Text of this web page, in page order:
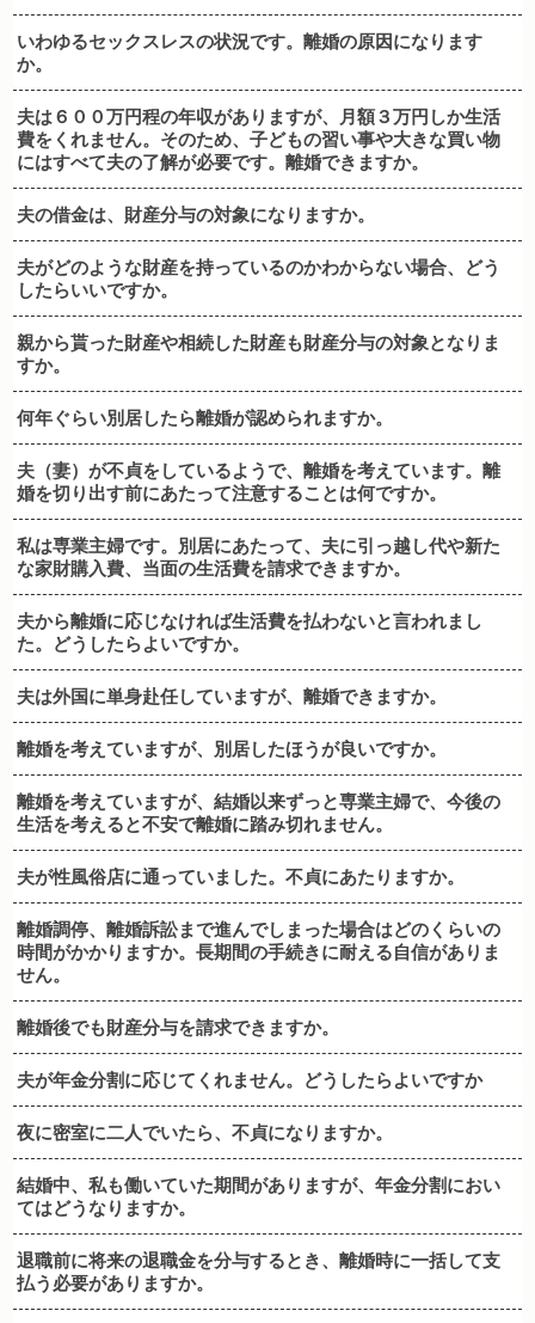
いわゆるセックスレスの状況です。離婚の原因になります
か。
夫は６００万円程の年収がありますが、月額３万円しか生活
費をくれません。そのため、子どもの習い事や大きな買い物
にはすべて夫の了解が必要です。離婚できますか。
夫の借金は、財産分与の対象になりますか。
夫がどのような財産を持っているのかわからない場合、どう
したらいいですか。
親から貰った財産や相続した財産も財産分与の対象となりま
すか。
何年ぐらい別居したら離婚が認められますか。
夫（妻）が不貞をしているようで、離婚を考えています。離
婚を切り出す前にあたって注意することは何ですか。
私は専業主婦です。別居にあたって、夫に引っ越し代や新た
な家財購入費、当面の生活費を請求できますか。
夫から離婚に応じなければ生活費を払わないと言われまし
た。どうしたらよいですか。
夫は外国に単身赴任していますが、離婚できますか。
離婚を考えていますが、別居したほうが良いですか。
離婚を考えていますが、結婚以来ずっと専業主婦で、今後の
生活を考えると不安で離婚に踏み切れません。
夫が性風俗店に通っていました。不貞にあたりますか。
離婚調停、離婚訴訟まで進んでしまった場合はどのくらいの
時間がかかりますか。長期間の手続きに耐える自信がありま
せん。
離婚後でも財産分与を請求できますか。
夫が年金分割に応じてくれません。どうしたらよいですか
夜に密室に二人でいたら、不貞になりますか。
結婚中、私も働いていた期間がありますが、年金分割におい
てはどうなりますか。
退職前に将来の退職金を分与するとき、離婚時に一括して支
払う必要がありますか。